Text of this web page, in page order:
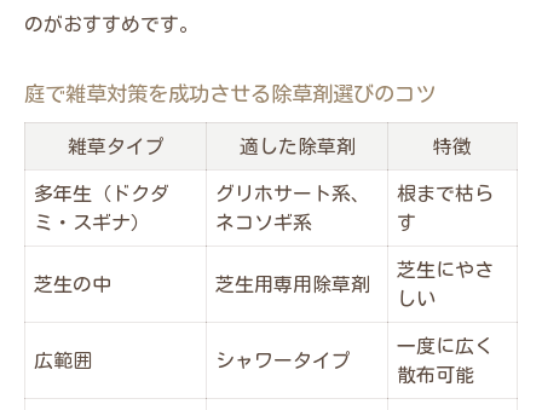
のがおすすめです。
庭で雑草対策を成功させる除草剤選びのコツ
雑草タイプ 適した除草剤 特徴
多年生（ドクダ
ミ・スギナ）
グリホサート系、
ネコソギ系
根まで枯ら
す
芝生の中 芝生用専用除草剤
芝生にやさ
しい
広範囲 シャワータイプ
一度に広く
散布可能